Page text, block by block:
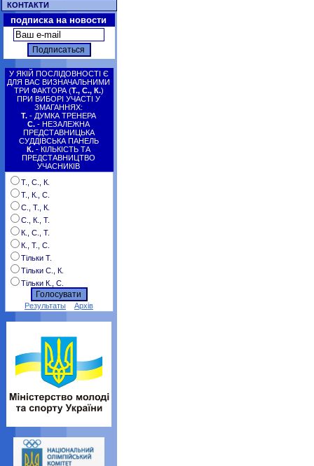
КОНТАКТИ
подписка на новости
У ЯКІЙ ПОСЛІДОВНОСТІ Є
ДЛЯ ВАС ВИЗНАЧАЛЬНИМИ
ТРИ ФАКТОРА (Т., С., К.)
ПРИ ВИБОРІ УЧАСТІ У
ЗМАГАННЯХ:
Т. - ДУМКА ТРЕНЕРА
С. - НЕЗАЛЕЖНА
ПРЕДСТАВНИЦЬКА
СУДДІВСЬКА ПАНЕЛЬ
К. - КІЛЬКІСТЬ ТА
ПРЕДСТАВНИЦТВО
УЧАСНИКІВ
Т., С., К.
Т., К., С.
С., Т., К.
С., К., Т.
К., С., Т.
К., Т., С.
Тільки Т.
Тільки С., К.
Тільки К., С.
Результаты Архів